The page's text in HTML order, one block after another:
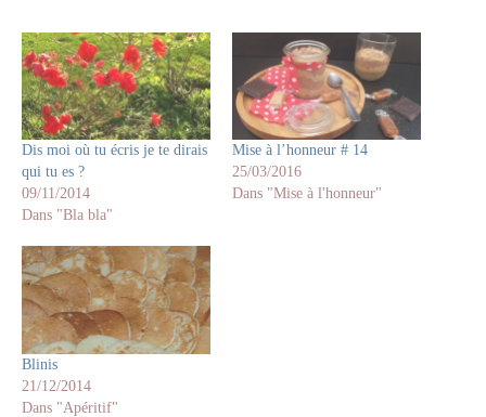
Dis moi où tu écris je te dirais
qui tu es ?
09/11/2014
Dans "Bla bla"
Mise à l’honneur # 14
25/03/2016
Dans "Mise à l'honneur"
Blinis
21/12/2014
Dans "Apéritif"